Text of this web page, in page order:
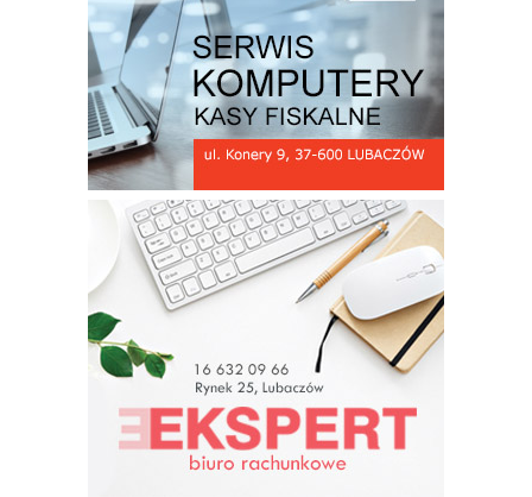
X Zlot Instruktorów Chorągwi Podkarpackiej
ZHP w Lubaczowie